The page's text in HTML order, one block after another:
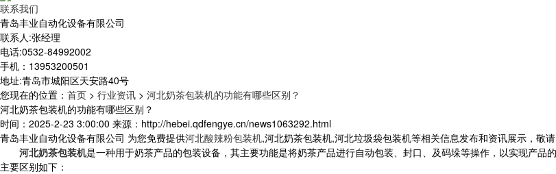
联系我们
青岛丰业自动化设备有限公司
联系人:张经理
电话:0532-84992002
手机：13953200501
地址:青岛市城阳区天安路40号
您现在的位置 ： 首页 > 行业资讯 > 河北奶茶包装机的功能有哪些区别？
河北奶茶包装机的功能有哪些区别？
时间：2025-2-23 3:00:00 来源：http://hebei.qdfengye.cn/news1063292.html
青岛丰业自动化设备有限公司 为您免费提供河北酸辣粉包装机,河北奶茶包装机,河北垃圾袋包装机等相关信息发布和资讯展示，敬请
河北奶茶包装机是一种用于奶茶产品的包装设备，其主要功能是将奶茶产品进行自动包装、封口、及码垛等操作，以实现产品
主要区别如下：